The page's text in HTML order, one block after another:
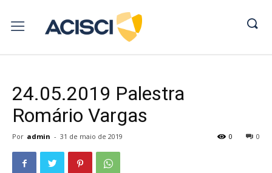
24.05.2019 Palestra
Romário Vargas
Por admin - 31 de maio de 2019 0
0